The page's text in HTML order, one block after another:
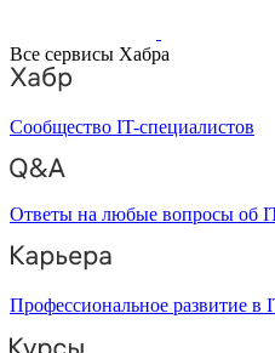
Все сервисы Хабра
Сообщество IT-специалистов
Ответы на любые вопросы об
Профессиональное развитие в